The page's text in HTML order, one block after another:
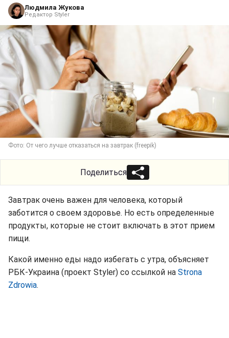
Людмила Жукова
Редактор Styler
Фото: От чего лучше отказаться на завтрак (freepik)
Поделиться
Завтрак очень важен для человека, который
заботится о своем здоровье. Но есть определенные
продукты, которые не стоит включать в этот прием
пищи.
Какой именно еды надо избегать с утра, объясняет
РБК-Украина (проект Styler) со ссылкой на Strona
Zdrowia.